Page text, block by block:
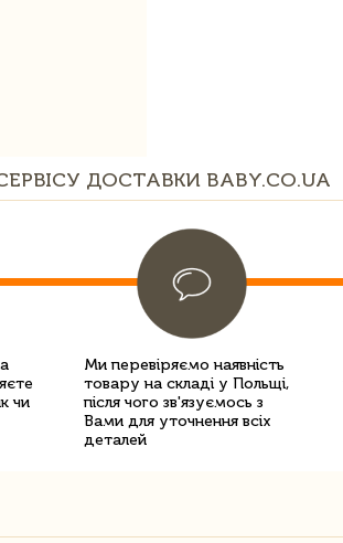
ДОСТАВКИ BABY.CO.UA
чи
Ми перевіряємо наявність
товару на складі у Польщі,
після чого зв'язуємось з
Вами для уточнення всіх
деталей